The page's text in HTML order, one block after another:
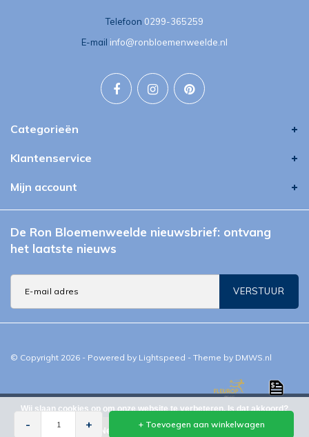
- + + Toevoegen aan winkelwagen
Telefoon 0299-365259
E-mail info@ronbloemenweelde.nl
Categorieën
Klantenservice
Mijn account
De Ron Bloemenweelde nieuwsbrief: ontvang
het laatste nieuws
VERSTUUR
© Copyright 2026 - Powered by Lightspeed - Theme by DMWS.nl
Wij slaan cookies op om onze website te verbeteren. Is dat akkoord?
Nee Meer over privacy en cookies »